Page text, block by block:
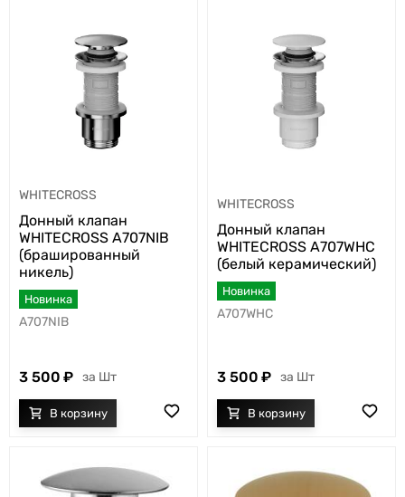
WHITECROSS
Донный клапан
WHITECROSS A707NIB
(брашированный
никель)
Новинка
A707NIB
3 500 Шт
WHITECROSS
Донный клапан
WHITECROSS A707WHC
(белый керамический)
Новинка
A707WHC
3 500 Шт